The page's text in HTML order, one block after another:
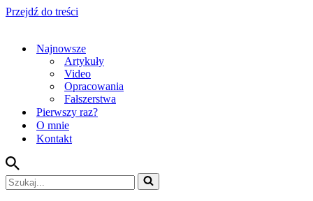
Przejdź do treści
Najnowsze
Artykuły
Video
Opracowania
Fałszerstwa
Pierwszy raz?
O mnie
Kontakt
Szukaj...